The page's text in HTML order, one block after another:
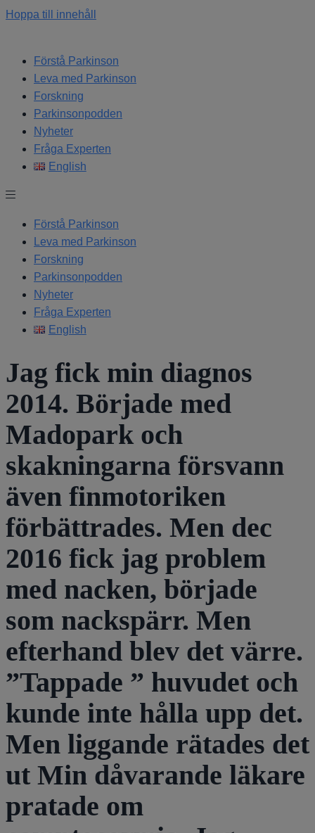
Hoppa till innehåll
Förstå Parkinson
Leva med Parkinson
Forskning
Parkinsonpodden
Nyheter
Fråga Experten
English
Förstå Parkinson
Leva med Parkinson
Forskning
Parkinsonpodden
Nyheter
Fråga Experten
English
Jag fick min diagnos
2014. Började med
Madopark och
skakningarna försvann
även finmotoriken
förbättrades. Men dec
2016 fick jag problem
med nacken, började
som nackspärr. Men
efterhand blev det värre.
”Tappade ” huvudet och
kunde inte hålla upp det.
Men liggande rätades det
ut Min dåvarande läkare
pratade om